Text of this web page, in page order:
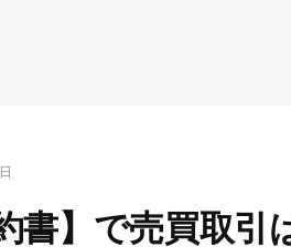
書】で売買取引